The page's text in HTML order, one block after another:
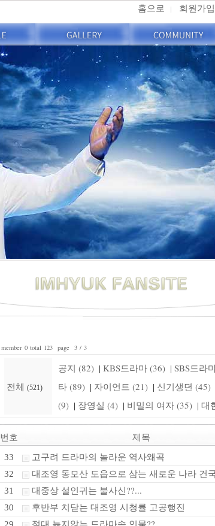
홈으로 회원가입
member 0 total 123 page 3 / 3
전체 (521)
공지 (82) | KBS드라마 (36) | SBS드라
타 (89) | 자이언트 (21) | 신기생뎐 (45)
(9) | 장영실 (4) | 비밀의 여자 (35) | 대
번호 제목
33 고구려 드라마의 놀라운 역사왜곡
32
대조영 동모산 도읍으로 삼는 새로운 나라 건
31
대중상 설인귀는 불사신??...
30
후반부 치닫는 대조영 시청률 고공행진
절대 늙지않는 드라마속 인물??